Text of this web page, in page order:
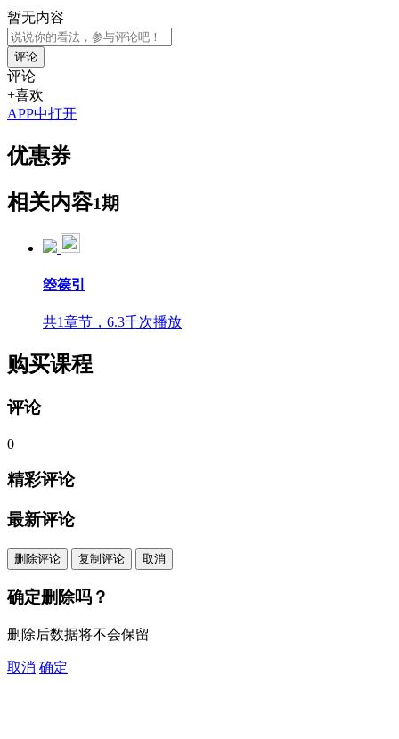
暂无内容
评论
评论
+喜欢
APP中打开
优惠券
相关内容1期
箜篌引
共1章节，6.3千次播放
购买课程
评论
0
精彩评论
最新评论
删除评论 复制评论 取消
确定删除吗？
删除后数据将不会保留
取消 确定